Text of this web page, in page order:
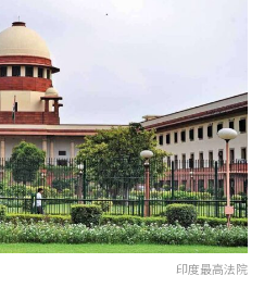
印度最高法院